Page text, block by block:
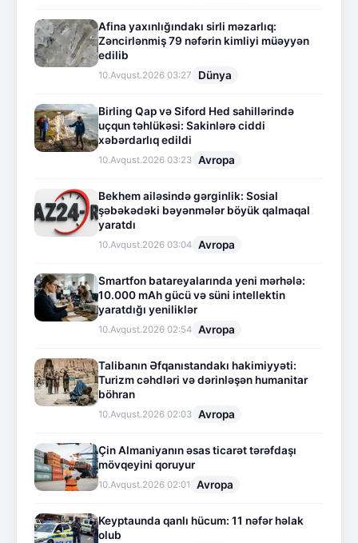
Afina yaxınlığındakı sirli məzarlıq:
Zəncirlənmiş 79 nəfərin kimliyi müəyyən
edilib
10.Avqust.2026 03:27 Dünya
Birling Qap və Siford Hed sahillərində
uçqun təhlükəsi: Sakinlərə ciddi
xəbərdarlıq edildi
10.Avqust.2026 03:23 Avropa
Bekhem ailəsində gərginlik: Sosial
şəbəkədəki bəyənmələr böyük qalmaqal
yaratdı
10.Avqust.2026 03:04 Avropa
Smartfon batareyalarında yeni mərhələ:
10.000 mAh gücü və süni intellektin
yaratdığı yeniliklər
10.Avqust.2026 02:54 Avropa
Talibanın Əfqanıstandakı hakimiyyəti:
Turizm cəhdləri və dərinləşən humanitar
böhran
10.Avqust.2026 02:03 Avropa
Çin Almaniyanın əsas ticarət tərəfdaşı
mövqeyini qoruyur
10.Avqust.2026 02:01 Avropa
Keyptaunda qanlı hücum: 11 nəfər həlak
olub